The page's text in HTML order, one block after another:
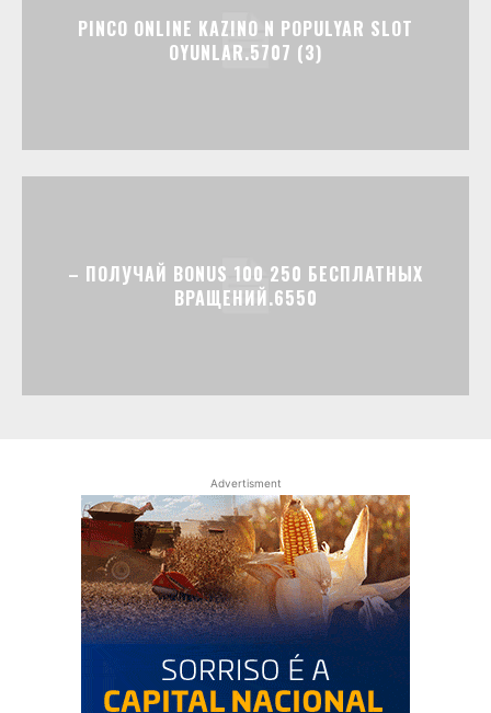
PINCO ONLINE KAZINO N POPULYAR SLOT
OYUNLAR.5707 (3)
– ПОЛУЧАЙ BONUS 100 250 БЕСПЛАТНЫХ
ВРАЩЕНИЙ.6550
Advertisment